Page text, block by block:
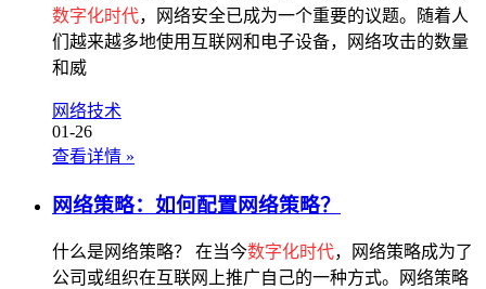
数字化时代，网络安全已成为一个重要的议题。随着人
们越来越多地使用互联网和电子设备，网络攻击的数量
和威
网络技术
01-26
查看详情 »
网络策略：如何配置网络策略？
什么是网络策略？ 在当今数字化时代，网络策略成为了
公司或组织在互联网上推广自己的一种方式。网络策略